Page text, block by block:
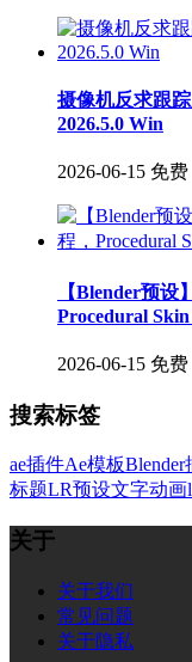
摄像机反求跟
2026.5.0 Win
2026-06-15 免费
【Blender预设
Procedural
2026-06-15 免费
搜索标签
ae插件Ae模板Blender
标题LR预设文字动画
关于
关于我们
常见问题
关于隐私